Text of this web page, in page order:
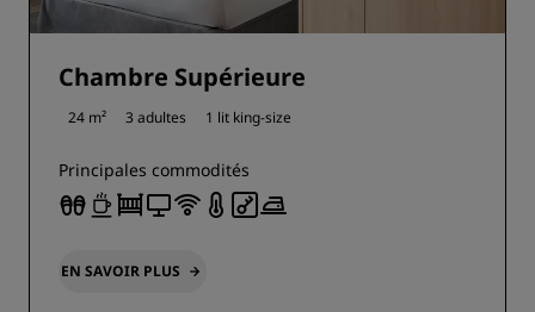
Chambre Supérieure
24 m² 3 adultes 1 lit king-size
Principales commodités
EN SAVOIR PLUS